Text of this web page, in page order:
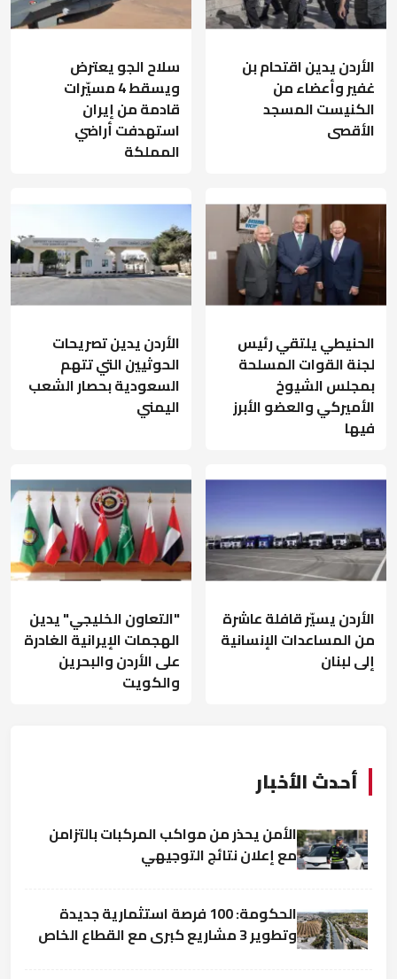
الأردن يدين اقتحام بن
غفير وأعضاء من
الكنيست المسجد
الأقصى
سلاح الجو يعترض
ويسقط 4 مسيّرات
قادمة من إيران
استهدفت أراضي
المملكة
الحنيطي يلتقي رئيس
لجنة القوات المسلحة
بمجلس الشيوخ
الأميركي والعضو الأبرز
فيها
الأردن يدين تصريحات
الحوثيين التي تتهم
السعودية بحصار الشعب
اليمني
الأردن يسيّر قافلة عاشرة
من المساعدات الإنسانية
إلى لبنان
"التعاون الخليجي" يدين
الهجمات الإيرانية الغادرة
على الأردن والبحرين
والكويت
أحدث الأخبار
الأمن يحذر من مواكب المركبات بالتزامن
مع إعلان نتائج التوجيهي
الحكومة: 100 فرصة استثمارية جديدة
وتطوير 3 مشاريع كبرى مع القطاع الخاص